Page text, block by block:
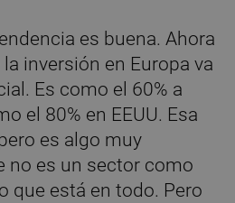
es buena. Ahora
inversión en Europa va
Es como el 60% a
el 80% en EEUU. Esa
es algo muy
no es un sector como
que está en todo. Pero